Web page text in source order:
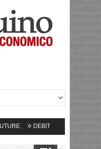
DEBITI DELLE SOCIETA’